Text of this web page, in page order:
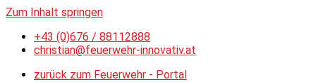
Zum Inhalt springen
+43 (0)676 / 88112888
christian@feuerwehr-innovativ.at
zurück zum Feuerwehr - Portal